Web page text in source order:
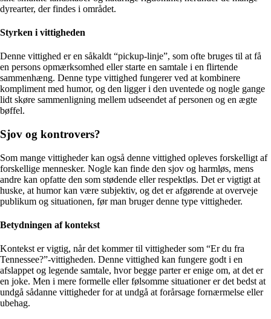
dyrearter, der findes i området.
Styrken i vittigheden
Denne vittighed er en såkaldt “pickup-linje”, som ofte bruges til at få
en persons opmærksomhed eller starte en samtale i en flirtende
sammenhæng. Denne type vittighed fungerer ved at kombinere
kompliment med humor, og den ligger i den uventede og nogle gange
lidt skøre sammenligning mellem udseendet af personen og en ægte
bøffel.
Sjov og kontrovers?
Som mange vittigheder kan også denne vittighed opleves forskelligt af
forskellige mennesker. Nogle kan finde den sjov og harmløs, mens
andre kan opfatte den som stødende eller respektløs. Det er vigtigt at
huske, at humor kan være subjektiv, og det er afgørende at overveje
publikum og situationen, før man bruger denne type vittigheder.
Betydningen af ​​kontekst
Kontekst er vigtig, når det kommer til vittigheder som “Er du fra
Tennessee?”-vittigheden. Denne vittighed kan fungere godt i en
afslappet og legende samtale, hvor begge parter er enige om, at det er
en joke. Men i mere formelle eller følsomme situationer er det bedst at
undgå sådanne vittigheder for at undgå at forårsage fornærmelse eller
ubehag.